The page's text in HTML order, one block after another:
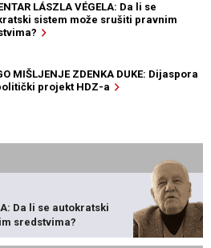
LÁSZLA VÉGELA: Da li se
sistem može srušiti pravnim
MIŠLJENJE ZDENKA DUKE: Dijaspora
projekt HDZ-a
Da li se autokratski
sredstvima?